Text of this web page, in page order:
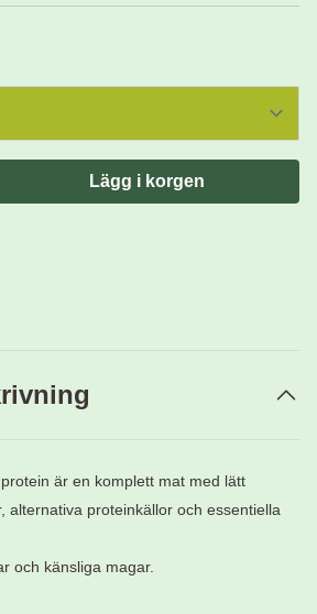
Lägg i korgen
är en komplett mat med lätt
alternativa proteinkällor och essentiella
och känsliga magar.